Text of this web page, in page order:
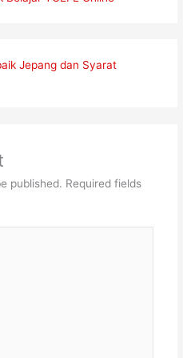
Jepang dan Syarat
published. Required fields